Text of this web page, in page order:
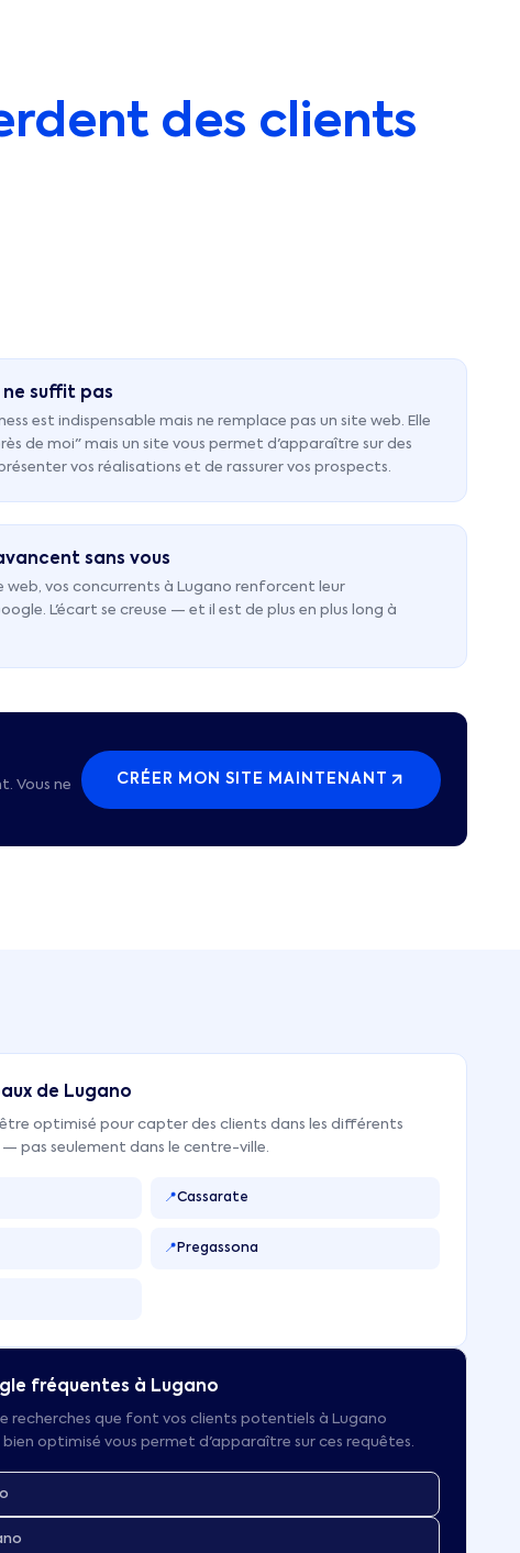
des clients
ne suffit pas
est indispensable mais ne remplace pas un site web. Elle
de moi" mais un site vous permet d'apparaître sur des
vos réalisations et de rassurer vos prospects.
sans vous
web, vos concurrents à Lugano renforcent leur
L'écart se creuse — et il est de plus en plus long à
Vous ne
CRÉER MON SITE MAINTENANT
de Lugano
optimisé pour capter des clients dans les différents
— pas seulement dans le centre-ville.
📍Cassarate
📍 Pregassona
fréquentes à Lugano
recherches que font vos clients potentiels à Lugano
bien optimisé vous permet d'apparaître sur ces requêtes.